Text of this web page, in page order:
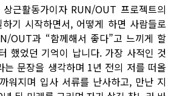
근활동가이자 RUN/OUT 프로젝트의
기 시작하면서, 어떻게 하면 사람들로
OUT과 “함께해서 좋다”고 느끼게 할
했었던 기억이 납니다. 가장 사적인 것
는 문장을 생각하며 1년 전의 저를 떠올
워지며 입사 서류를 난사하고, 만난 지